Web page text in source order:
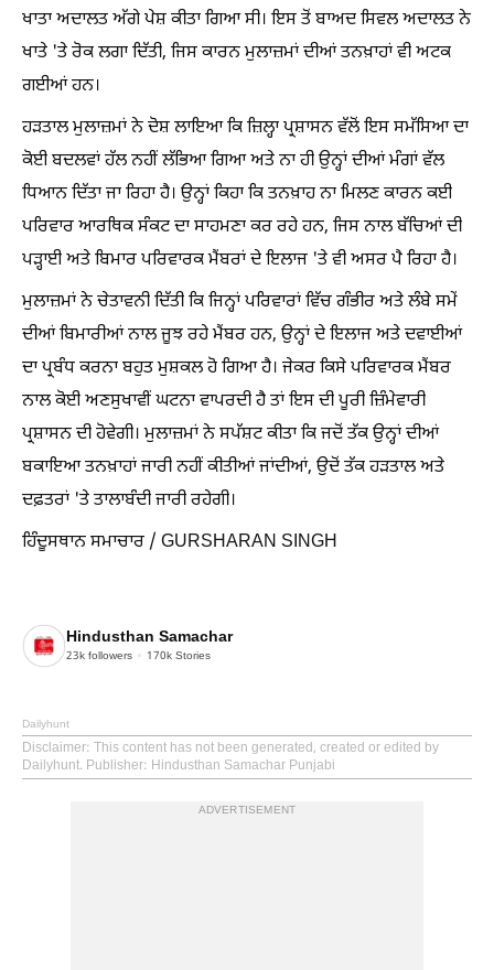
ਖਾਤਾ ਅਦਾਲਤ ਅੱਗੇ ਪੇਸ਼ ਕੀਤਾ ਗਿਆ ਸੀ। ਇਸ ਤੋਂ ਬਾਅਦ ਸਿਵਲ ਅਦਾਲਤ ਨੇ
ਖਾਤੇ 'ਤੇ ਰੋਕ ਲਗਾ ਦਿੱਤੀ, ਜਿਸ ਕਾਰਨ ਮੁਲਾਜ਼ਮਾਂ ਦੀਆਂ ਤਨਖ਼ਾਹਾਂ ਵੀ ਅਟਕ
ਗਈਆਂ ਹਨ।
ਹੜਤਾਲ ਮੁਲਾਜ਼ਮਾਂ ਨੇ ਦੋਸ਼ ਲਾਇਆ ਕਿ ਜ਼ਿਲ੍ਹਾ ਪ੍ਰਸ਼ਾਸਨ ਵੱਲੋਂ ਇਸ ਸਮੱਸਿਆ ਦਾ
ਕੋਈ ਬਦਲਵਾਂ ਹੱਲ ਨਹੀਂ ਲੱਭਿਆ ਗਿਆ ਅਤੇ ਨਾ ਹੀ ਉਨ੍ਹਾਂ ਦੀਆਂ ਮੰਗਾਂ ਵੱਲ
ਧਿਆਨ ਦਿੱਤਾ ਜਾ ਰਿਹਾ ਹੈ। ਉਨ੍ਹਾਂ ਕਿਹਾ ਕਿ ਤਨਖ਼ਾਹ ਨਾ ਮਿਲਣ ਕਾਰਨ ਕਈ
ਪਰਿਵਾਰ ਆਰਥਿਕ ਸੰਕਟ ਦਾ ਸਾਹਮਣਾ ਕਰ ਰਹੇ ਹਨ, ਜਿਸ ਨਾਲ ਬੱਚਿਆਂ ਦੀ
ਪੜ੍ਹਾਈ ਅਤੇ ਬਿਮਾਰ ਪਰਿਵਾਰਕ ਮੈਂਬਰਾਂ ਦੇ ਇਲਾਜ 'ਤੇ ਵੀ ਅਸਰ ਪੈ ਰਿਹਾ ਹੈ।
ਮੁਲਾਜ਼ਮਾਂ ਨੇ ਚੇਤਾਵਨੀ ਦਿੱਤੀ ਕਿ ਜਿਨ੍ਹਾਂ ਪਰਿਵਾਰਾਂ ਵਿੱਚ ਗੰਭੀਰ ਅਤੇ ਲੰਬੇ ਸਮੇਂ
ਦੀਆਂ ਬਿਮਾਰੀਆਂ ਨਾਲ ਜੂਝ ਰਹੇ ਮੈਂਬਰ ਹਨ, ਉਨ੍ਹਾਂ ਦੇ ਇਲਾਜ ਅਤੇ ਦਵਾਈਆਂ
ਦਾ ਪ੍ਰਬੰਧ ਕਰਨਾ ਬਹੁਤ ਮੁਸ਼ਕਲ ਹੋ ਗਿਆ ਹੈ। ਜੇਕਰ ਕਿਸੇ ਪਰਿਵਾਰਕ ਮੈਂਬਰ
ਨਾਲ ਕੋਈ ਅਣਸੁਖਾਵੀਂ ਘਟਨਾ ਵਾਪਰਦੀ ਹੈ ਤਾਂ ਇਸ ਦੀ ਪੂਰੀ ਜ਼ਿੰਮੇਵਾਰੀ
ਪ੍ਰਸ਼ਾਸਨ ਦੀ ਹੋਵੇਗੀ। ਮੁਲਾਜ਼ਮਾਂ ਨੇ ਸਪੱਸ਼ਟ ਕੀਤਾ ਕਿ ਜਦੋਂ ਤੱਕ ਉਨ੍ਹਾਂ ਦੀਆਂ
ਬਕਾਇਆ ਤਨਖ਼ਾਹਾਂ ਜਾਰੀ ਨਹੀਂ ਕੀਤੀਆਂ ਜਾਂਦੀਆਂ, ਉਦੋਂ ਤੱਕ ਹੜਤਾਲ ਅਤੇ
ਦਫ਼ਤਰਾਂ 'ਤੇ ਤਾਲਾਬੰਦੀ ਜਾਰੀ ਰਹੇਗੀ।
ਹਿੰਦੂਸਥਾਨ ਸਮਾਚਾਰ / GURSHARAN SINGH
Hindusthan Samachar
23k followers 170k Stories
Dailyhunt
Disclaimer: This content has not been generated, created or edited by
Dailyhunt. Publisher: Hindusthan Samachar Punjabi
ADVERTISEMENT